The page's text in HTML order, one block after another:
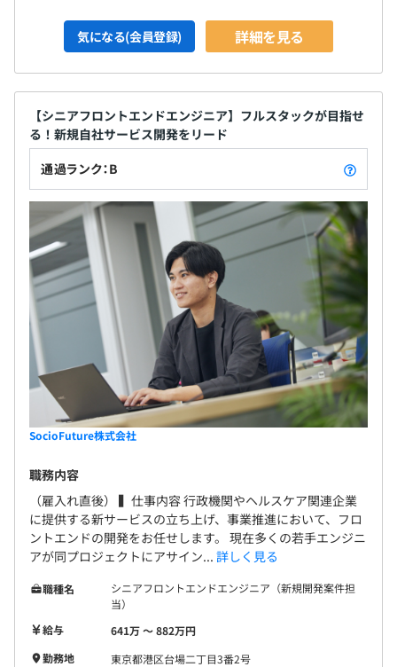
気になる(会員登録) 詳細を見る
【シニアフロントエンドエンジニア】フルスタックが目指せ
る！新規自社サービス開発をリード
通過ランク：B
SocioFuture株式会社
職務内容
（雇入れ直後） ▍仕事内容 行政機関やヘルスケア関連企業
に提供する新サービスの立ち上げ、事業推進において、フロ
ントエンドの開発をお任せします。 現在多くの若手エンジニ
アが同プロジェクトにアサイン... 詳しく見る
職種名
シニアフロントエンドエンジニア（新規開発案件担
当）
給与
641万 〜 882万円
勤務地
東京都港区台場二丁目3番2号